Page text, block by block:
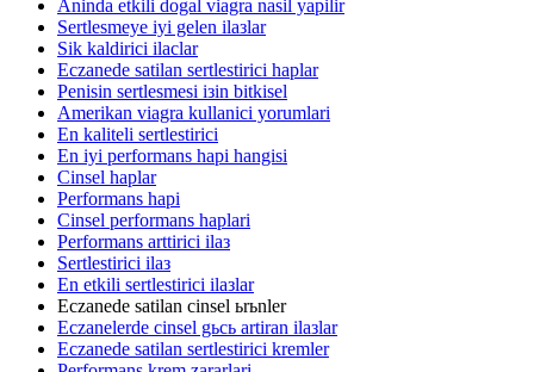
Aninda etkili dogal viagra nasil yapilir
Sertlesmeye iyi gelen ilaзlar
Sik kaldirici ilaclar
Eczanede satilan sertlestirici haplar
Penisin sertlesmesi iзin bitkisel
Amerikan viagra kullanici yorumlari
En kaliteli sertlestirici
En iyi performans hapi hangisi
Cinsel haplar
Performans hapi
Cinsel performans haplari
Performans arttirici ilaз
Sertlestirici ilaз
En etkili sertlestirici ilaзlar
Eczanede satilan cinsel ьrьnler
Eczanelerde cinsel gьcь artiran ilaзlar
Eczanede satilan sertlestirici kremler